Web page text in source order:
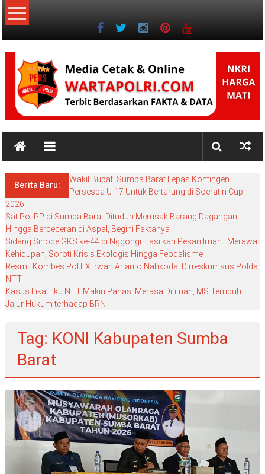
Lompat
ke
NKRI
NKRI
MATIBerita Baru:
Wakil Bupati Sumba Barat Lepas Kontingen
Persesba U-17 Untuk Bertarung di Soeratin Cup
2026
Sat Pol PP di Sumba Barat Dituduh Merusak Barang Dagangan
Hingga Berceceran di Aspal, Begini Faktanya
Sidang Sinode GKS ke-44 di Nggongi Hasilkan Pesan Iman : Merawat
Kehidupan, Soroti Krisis Ekologis Hingga Feodalisme
Resmi! Kombes Pol FX Irwan Arianto Nahkodai Dirreskrimsus Polda
NTT
Kasus Lika Liku NTT Makin Panas! Merasa Difitnah, MS Tempuh
Jalur Hukum terhadap BRN
Tag: KONI Kabupaten Sumba
Barat